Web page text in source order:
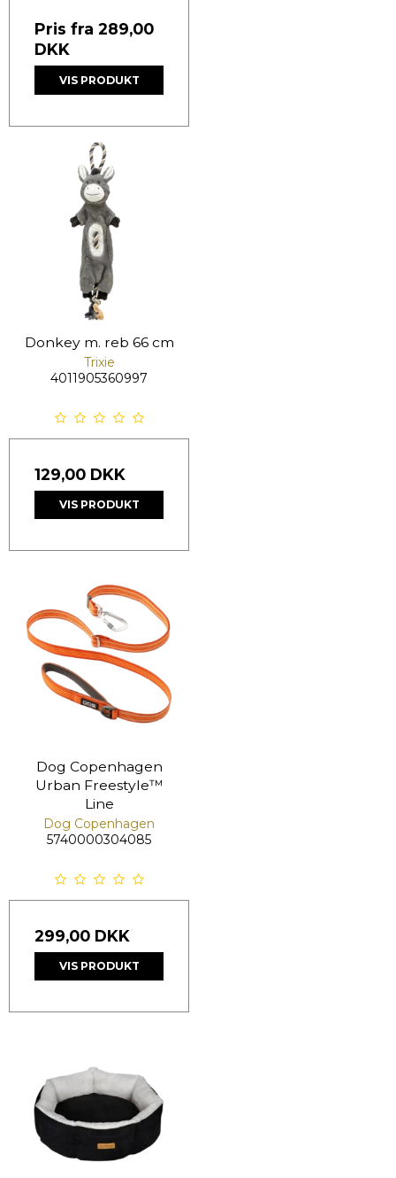
Pris fra 289,00
DKK
VIS PRODUKT
Donkey m. reb 66 cm
Trixie
4011905360997
129,00 DKK
VIS PRODUKT
Dog Copenhagen
Urban Freestyle™
Line
Dog Copenhagen
5740000304085
299,00 DKK
VIS PRODUKT